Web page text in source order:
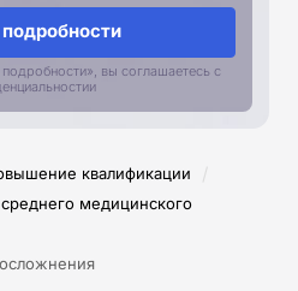
подробности
вы соглашаетесь с
квалификации /
медицинского